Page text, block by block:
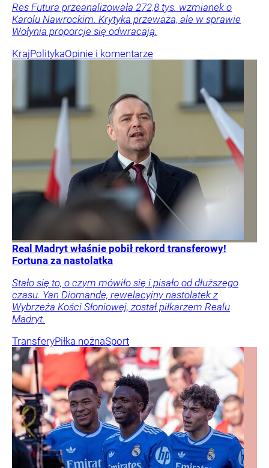
Res Futura przeanalizowała 272,8 tys. wzmianek o
Karolu Nawrockim. Krytyka przeważa, ale w sprawie
Wołynia proporcje się odwracają.
KrajPolitykaOpinie i komentarze
Real Madryt właśnie pobił rekord transferowy!
Fortuna za nastolatka
Stało się to, o czym mówiło się i pisało od dłuższego
czasu. Yan Diomande, rewelacyjny nastolatek z
Wybrzeża Kości Słoniowej, został piłkarzem Realu
Madryt.
TransferyPiłka nożnaSport